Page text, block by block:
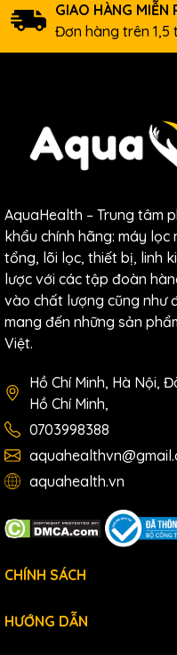
GIAO HÀNG MIỄN
Đơn hàng trên 1,5
AquaHealth – Trung tâm
khẩu chính hãng: máy
tổng, lõi lọc, thiết bị, linh
lược với các tập đoàn
vào chất lượng cũng như
mang đến những sản
Việt.
Hồ Chí Minh, Hà Nội,
Hồ Chí Minh,
0703998388
aquahealth.vn
CHÍNH SÁCH
HƯỚNG DẪN